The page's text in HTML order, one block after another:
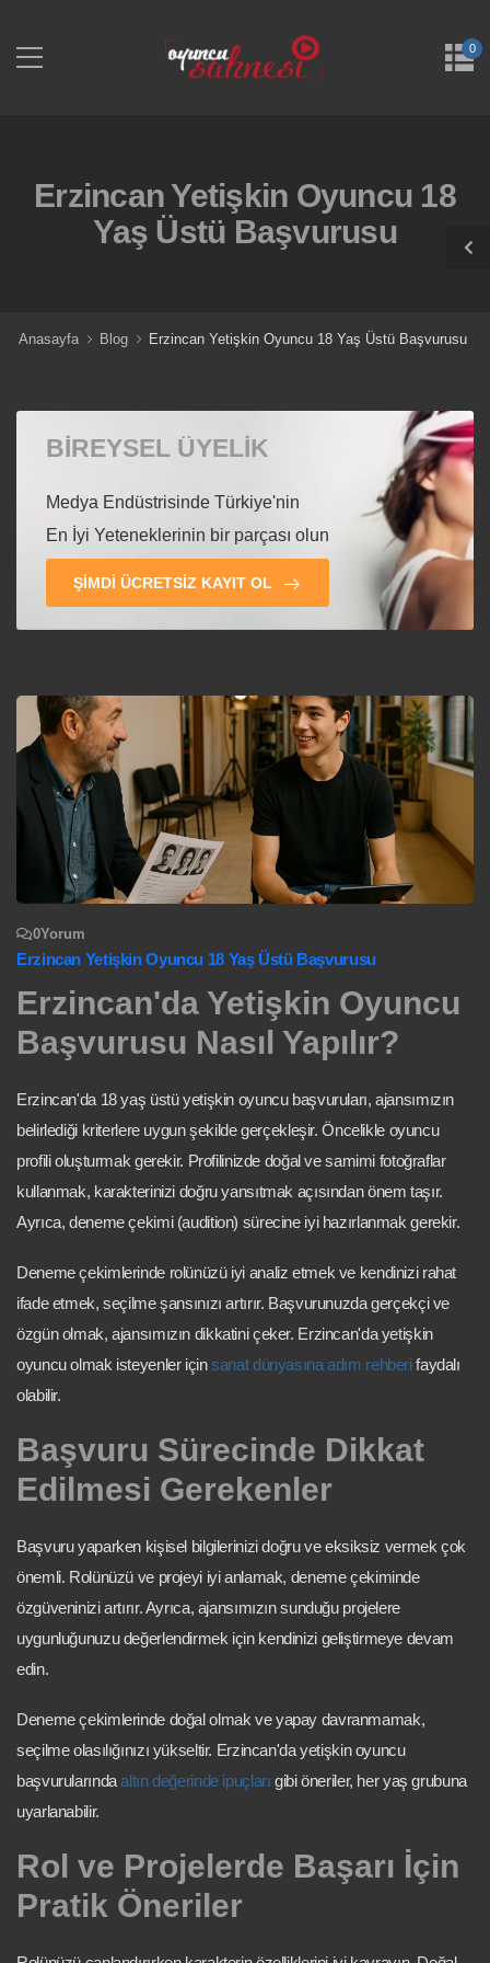
0
Erzincan Yetişkin Oyuncu 18
Yaş Üstü Başvurusu
Anasayfa Blog Erzincan Yetişkin Oyuncu 18 Yaş Üstü Başvurusu
BIREYSEL ÜYELIK
Medya Endüstrisinde Türkiye'nin
En İyi Yeteneklerinin bir parçası olun
ŞIMDI ÜCRETSIZ KAYIT OL
0Yorum
Erzincan Yetişkin Oyuncu 18 Yaş Üstü Başvurusu
Erzincan'da Yetişkin Oyuncu
Başvurusu Nasıl Yapılır?
Erzincan'da 18 yaş üstü yetişkin oyuncu başvuruları, ajansımızın
belirlediği kriterlere uygun şekilde gerçekleşir. Öncelikle oyuncu
profili oluşturmak gerekir. Profilinizde doğal ve samimi fotoğraflar
kullanmak, karakterinizi doğru yansıtmak açısından önem taşır.
Ayrıca, deneme çekimi (audition) sürecine iyi hazırlanmak gerekir.
Deneme çekimlerinde rolünüzü iyi analiz etmek ve kendinizi rahat
ifade etmek, seçilme şansınızı artırır. Başvurunuzda gerçekçi ve
özgün olmak, ajansımızın dikkatini çeker. Erzincan'da yetişkin
oyuncu olmak isteyenler içinsanat dünyasına adım rehberifaydalı
olabilir.
Başvuru Sürecinde Dikkat
Edilmesi Gerekenler
Başvuru yaparken kişisel bilgilerinizi doğru ve eksiksiz vermek çok
önemli. Rolünüzü ve projeyi iyi anlamak, deneme çekiminde
özgüveninizi artırır. Ayrıca, ajansımızın sunduğu projelere
uygunluğunuzu değerlendirmek için kendinizi geliştirmeye devam
edin.
Deneme çekimlerinde doğal olmak ve yapay davranmamak,
seçilme olasılığınızı yükseltir. Erzincan'da yetişkin oyuncu
başvurularındaaltın değerinde ipuçları gibi öneriler, her yaş grubuna
uyarlanabilir.
Rol ve Projelerde Başarı İçin
Pratik Öneriler